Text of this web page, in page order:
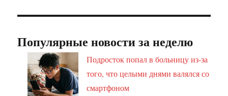
Популярные новости за неделю
Подросток попал в больницу из-за
того, что целыми днями валялся со
смартфоном